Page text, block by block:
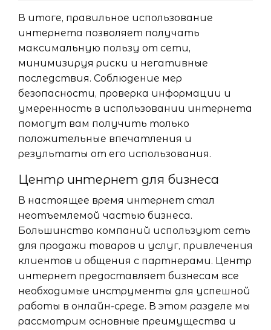
В итоге, правильное использование
интернета позволяет получать
максимальную пользу от сети,
минимизируя риски и негативные
последствия. Соблюдение мер
безопасности, проверка информации и
умеренность в использовании интернета
помогут вам получить только
положительные впечатления и
результаты от его использования.
Центр интернет для бизнеса
В настоящее время интернет стал
неотъемлемой частью бизнеса.
Большинство компаний используют сеть
для продажи товаров и услуг, привлечения
клиентов и общения с партнерами. Центр
интернет предоставляет бизнесам все
необходимые инструменты для успешной
работы в онлайн-среде. В этом разделе мы
рассмотрим основные преимущества и